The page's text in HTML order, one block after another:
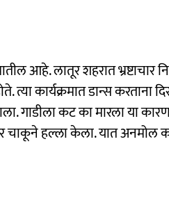
आहे. लातूर शहरात
कार्यक्रमात डान्स करताना
गाडीला कट का मारला या
चाकूने हल्ला केला. यात अनमोल